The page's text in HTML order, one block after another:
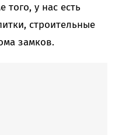
у нас есть
строительные
замков.